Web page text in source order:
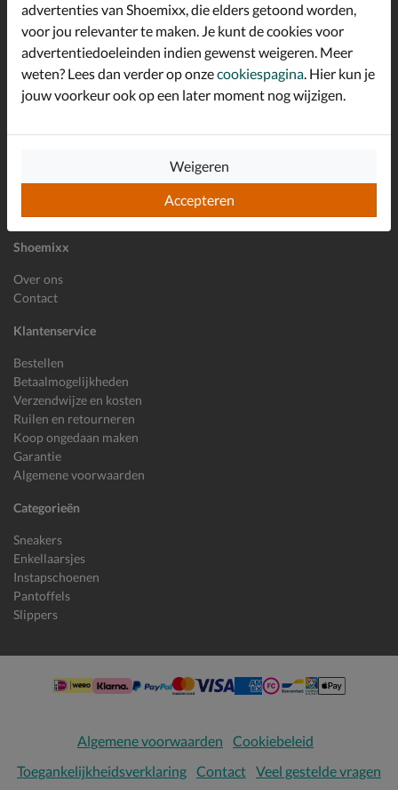
Shoemixx
Over ons
Contact
Klantenservice
Bestellen
Betaalmogelijkheden
Verzendwijze en kosten
Ruilen en retourneren
Koop ongedaan maken
Garantie
Algemene voorwaarden
Categorieën
Sneakers
Enkellaarsjes
Instapschoenen
Pantoffels
Slippers
Altijd op de hoogte zijn?
Schrijf je in voor de Shoemixx nieuwsbrief en ontvang €10,-
welkomstkorting!
Inschrijven
Algemene voorwaarden
Cookiebeleid
Toegankelijkheidsverklaring Contact Veel gestelde vragen
advertenties van Shoemixx, die elders getoond worden,
voor jou relevanter te maken. Je kunt de cookies voor
advertentiedoeleinden indien gewenst weigeren. Meer
weten? Lees dan verder op onzecookiespagina. Hier kun je
jouw voorkeur ook op een later moment nog wijzigen.
Accepteren
Weigeren